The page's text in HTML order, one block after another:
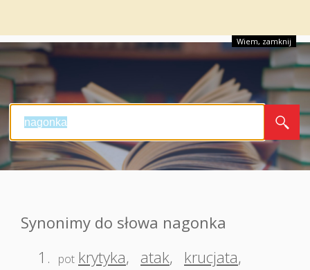
Wiem, zamknij
Synonimy do słowa nagonka
1.
pot krytyka, atak, krucjata,